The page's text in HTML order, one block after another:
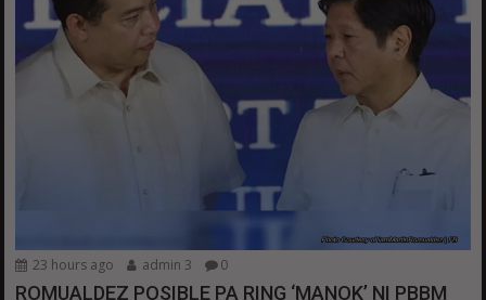
23 hours ago admin 3 0
ROMUALDEZ POSIBLE PA RING ‘MANOK’ NI PBBM